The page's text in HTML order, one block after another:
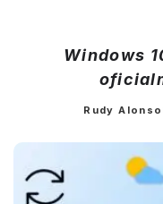
Windows
Posted
Rudy Alonso